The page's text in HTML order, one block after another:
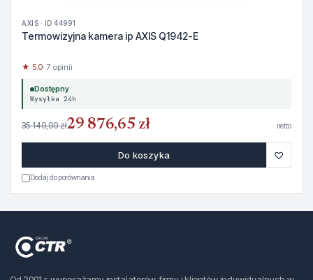
AXIS · ID 44991
Termowizyjna kamera ip AXIS Q1942-E
★ 5.0· 7 opinii
Dostępny
Wysyłka 24h
35 149,00 zł29 876,65 zł netto
Do koszyka ♡
Dodaj do porównania